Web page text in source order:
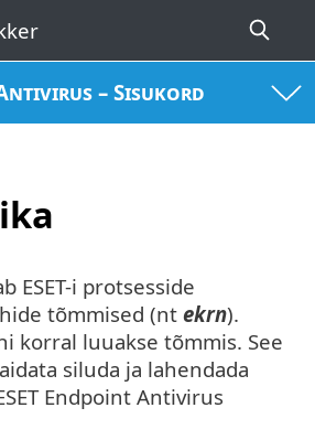
– Sisukord
ESET-i protsesside
tõmmised (nt ekrn).
korral luuakse tõmmis. See
siluda ja lahendada
Endpoint Antivirus